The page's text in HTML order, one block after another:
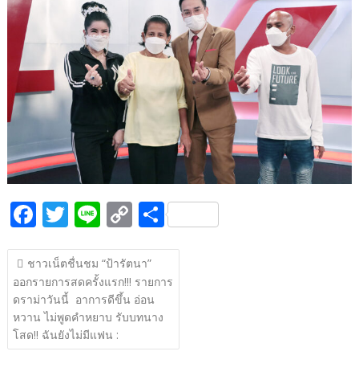
o
k
Li
n
k
F
ac
e
b
o
o
T
w
itt
er
Li
n
e
C
o
p
y
Li
n
S
h
e
แนะแนว
เรื่อง
ชาวเน็ตชื่นชม “ป้ารัตนา”
ออกรายการสดครั้งแรก!!! รายการ
ดราม่าวันนี้ อาการดีขึ้น อ่อน
หวาน ไม่พูดคำหยาบ รับบทนาง
โสด!! ฉันยังไม่มีแฟน :